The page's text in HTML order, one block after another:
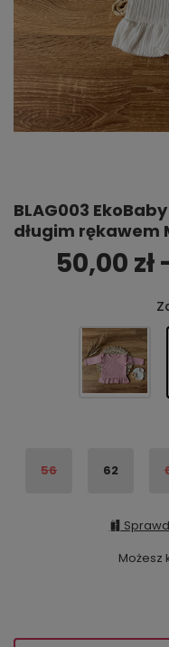
BLAG003
długim
50,00 zł
56 62
Możesz